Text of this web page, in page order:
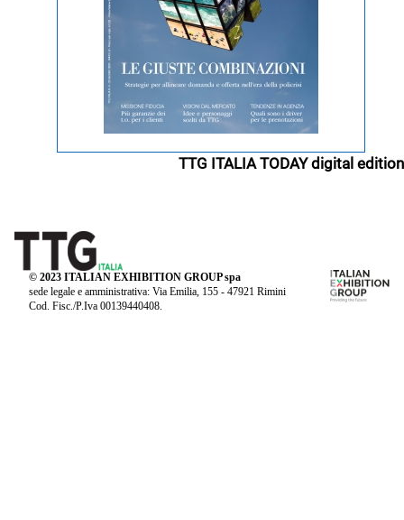
TTG ITALIA TODAY digital edition
© 2023 ITALIAN EXHIBITION GROUP spa
sede legale e amministrativa: Via Emilia, 155 - 47921 Rimini
Cod. Fisc./P.Iva 00139440408.